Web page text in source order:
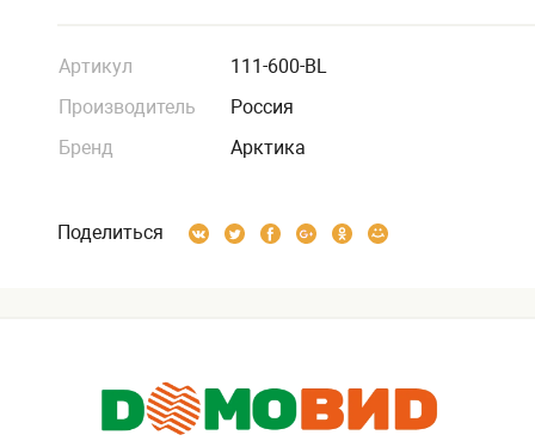
Артикул
111-600-BL
Производитель
Россия
Бренд
Арктика
Поделиться